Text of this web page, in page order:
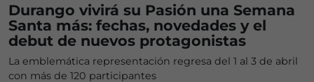
Durango vivirá su Pasión una Semana
Santa más: fechas, novedades y el
debut de nuevos protagonistas
La emblemática representación regresa del 1 al 3 de abril
con más de 120 participantes